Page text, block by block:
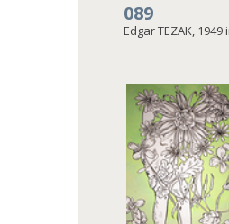
089
Edgar TEZAK,